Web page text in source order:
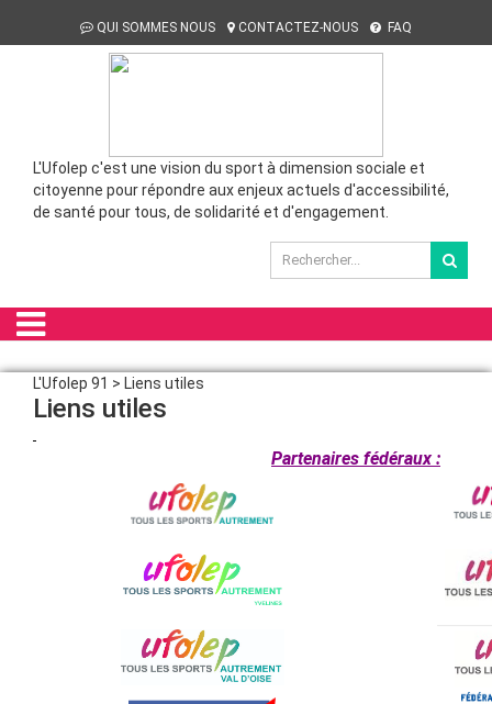
QUI SOMMES NOUS CONTACTEZ-NOUS FAQ
L'Ufolep c'est une vision du sport à dimension sociale et
citoyenne pour répondre aux enjeux actuels d'accessibilité,
de santé pour tous, de solidarité et d'engagement.
L'Ufolep 91 > Liens utiles
Liens utiles
Partenaires fédéraux :